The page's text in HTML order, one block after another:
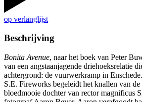
op verlanglijst
Beschrijving
Bonita Avenue, naar het boek van Peter
van een angstaanjagende driehoeksrelatie
achtergrond: de vuurwerkramp in
S.E. Fireworks begeleidt het knallen van de
bloedmooie dochter van rector magnificus